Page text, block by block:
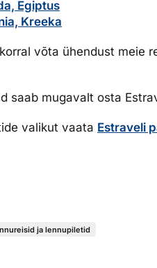
Egiptus
Kreeka
võta ühendust meie
saab mugavalt osta
valikut vaata Estraveli
ja lennupiletid